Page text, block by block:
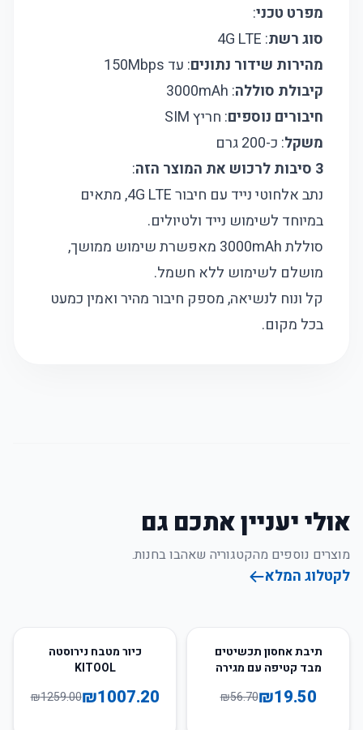
מפרט טכני:
סוג רשת: 4G LTE
מהירות שידור נתונים: עד 150Mbps
קיבולת סוללה: 3000mAh
חיבורים נוספים: חריץ SIM
משקל: כ-200 גרם
3 סיבות לרכוש את המוצר הזה
:
נתב אלחוטי נייד עם חיבור 4G LTE, מתאים
במיוחד לשימוש נייד ולטיולים.
סוללת 3000mAh מאפשרת שימוש ממושך,
מושלם לשימוש ללא חשמל.
קל ונוח לנשיאה, מספק חיבור מהיר ואמין כמעט
בכל מקום.
אולי יעניין אתכם גם
מוצרים נוספים מהקטגוריה שאהבו בחנות.
לקטלוג המלא
66
תיבת אחסון תכשיטים
מבד קטיפה עם מגירה
₪19.50
₪56.70
כיור מטבח נירוסטה
KITOOL
₪1007.20
₪1259.00